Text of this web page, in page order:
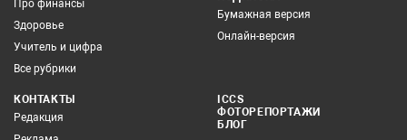
Про финансы
Здоровье
Учитель и цифра
Все рубрики
Бумажная версия
Онлайн-версия
КОНТАКТЫ
Редакция
ICCS
ФОТОРЕПОРТАЖИ
БЛОГ